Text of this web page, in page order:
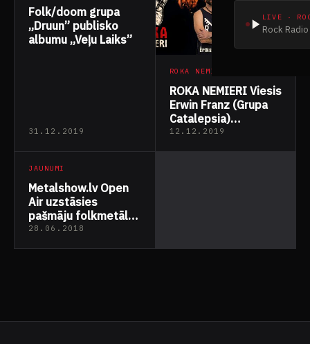
LIVE ·
Rock
Folk/doom grupa
„Druun” publisko
albumu „Veļu Laiks”
31.12.2019
ROKA NEMIERI
ROKA NEMIERI Viesis
Erwin Franz (Grupa
Catalepsia)
11.12.2019
12.12.2019
JAUNUMI
Metalshow.lv Open
Air uzstāsies
pašmāju folkmetāla
grandi “Skyforger”
28.06.2018